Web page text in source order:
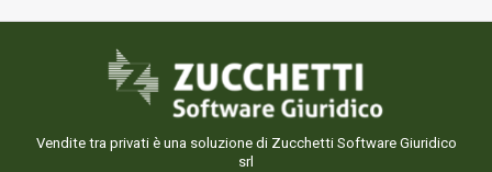
Vendite tra privati è una soluzione di Zucchetti Software Giuridico
srl